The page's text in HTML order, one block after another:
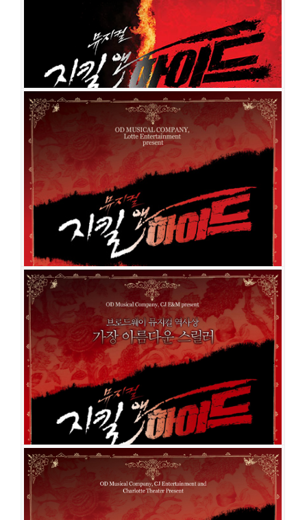
지킬 앤 하이드
공연일시
2019-09-03 ~ 2019-09-15
공연장
샤롯데씨어터
출연진
민우혁 전동석 윤공주아이비
이희정
강상범홍금단이창완 이상훈 김이삭이재현신재희
장은
희맹원태 김도현김준희남궁혜인허윤혜 김지훈이다경
정귀희
유환
윤나영
지킬 앤 하이드
공연일시
2018-11-13 ~ 2019-05-19
공연장
샤롯데씨어터
출연진
조승우 홍광호 박은태 윤공주 아이비이해나
민경아
김봉환김도형이희정 강상범 홍금단 이창완
현신재희장은희맹원태김도현 허윤혜김지훈
이다경
정귀희유환 조윤혜 윤나영 민우혁전동석 이호진
지킬 앤 하이드
공연일시
2014-11-21 ~ 2015-04-05